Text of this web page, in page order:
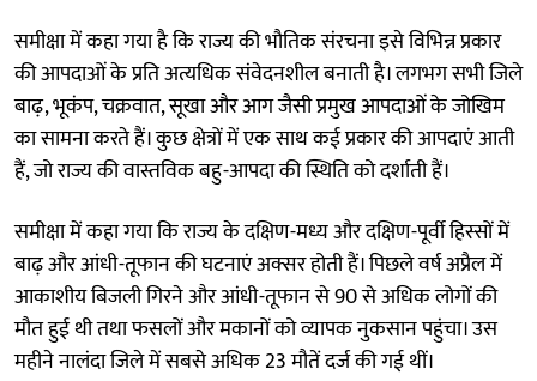
समीक्षा में कहा गया है कि राज्य की भौतिक संरचना इसे विभिन्न प्रकार
की आपदाओं के प्रति अत्यधिक संवेदनशील बनाती है। लगभग सभी जिले
बाढ़, भूकंप, चक्रवात, सूखा और आग जैसी प्रमुख आपदाओं के जोखिम
का सामना करते हैं। कुछ क्षेत्रों में एक साथ कई प्रकार की आपदाएं आती
हैं, जो राज्य की वास्तविक बहु-आपदा की स्थिति को दर्शाती हैं।
समीक्षा में कहा गया कि राज्य के दक्षिण-मध्य और दक्षिण-पूर्वी हिस्सों में
बाढ़ और आंधी-तूफान की घटनाएं अक्सर होती हैं। पिछले वर्ष अप्रैल में
आकाशीय बिजली गिरने और आंधी-तूफान से 90 से अधिक लोगों की
मौत हुई थी तथा फसलों और मकानों को व्यापक नुकसान पहुंचा। उस
महीने नालंदा जिले में सबसे अधिक 23 मौतें दर्ज की गई थीं।